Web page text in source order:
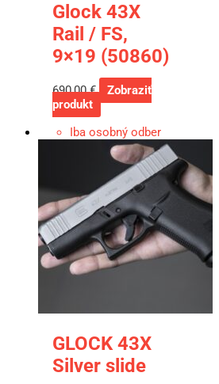
Glock 43X
Rail / FS,
9×19 (50860)
690,00€
Zobraziť
produkt
Iba osobný odber
GLOCK 43X
Silver slide